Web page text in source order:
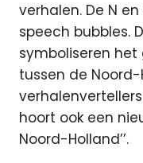
verhalen. De N
speech bubbles.
symboliseren het
tussen de
hoort ook een
Noord-Holland’’.